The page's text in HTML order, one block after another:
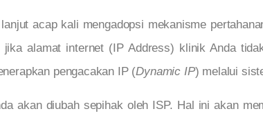
acap kali mengadopsi mekanisme
alamat internet (IP Address) klinik Anda
pengacakan IP (Dynamic IP) melalui
akan diubah sepihak oleh ISP. Hal ini akan